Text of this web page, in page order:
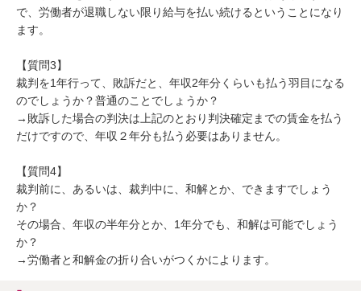
で、労働者が退職しない限り給与を払い続けるということになり
ます。
【質問3】
裁判を1年行って、敗訴だと、年収2年分くらいも払う羽目になる
のでしょうか？普通のことでしょうか？
→敗訴した場合の判決は上記のとおり判決確定までの賃金を払う
だけですので、年収２年分も払う必要はありません。
【質問4】
裁判前に、あるいは、裁判中に、和解とか、できますでしょう
か？
その場合、年収の半年分とか、1年分でも、和解は可能でしょう
か？
→労働者と和解金の折り合いがつくかによります。